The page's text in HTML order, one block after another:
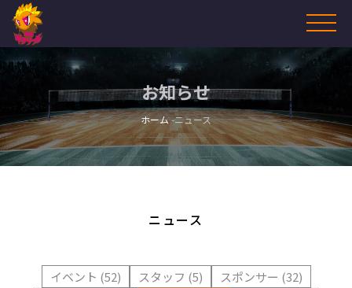
お知らせ
ホーム ニュース
ニュース
イベント (52) スタッフ (5)
スポンサー (32)